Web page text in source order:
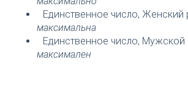
Единственное число, Женский
максимальна
Единственное число, Мужской
максимален